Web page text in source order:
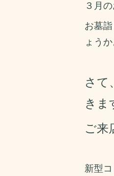
３月
お墓
ょうか
さて
きま
ご来
新型